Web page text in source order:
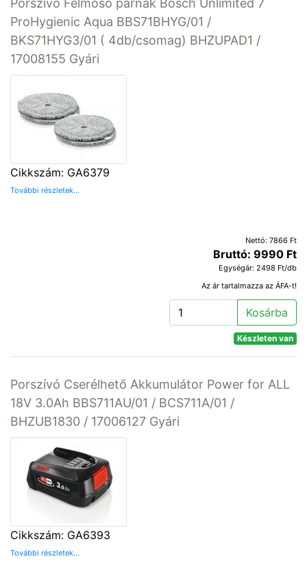
Porszívó Felmosó párnák Bosch Unlimited 7
ProHygienic Aqua BBS71BHYG/01 /
BKS71HYG3/01 ( 4db/csomag) BHZUPAD1 /
17008155 Gyári
Cikkszám: GA6379
További részletek...
Nettó: 7866 Ft
Bruttó: 9990 Ft
Egységár: 2498 Ft/db
Az ár tartalmazza az ÁFA-t!
Kosárba
Készleten van
Porszívó Cserélhető Akkumulátor Power for ALL
18V 3.0Ah BBS711AU/01 / BCS711A/01 /
BHZUB1830 / 17006127 Gyári
Cikkszám: GA6393
További részletek...